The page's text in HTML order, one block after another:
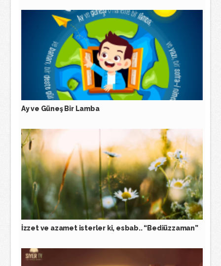
Ay ve Güneş Bir Lamba
İzzet ve azamet isterler ki, esbab.. “Bediüzzaman”